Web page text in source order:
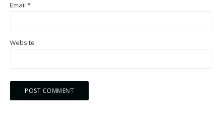
Email *
Website